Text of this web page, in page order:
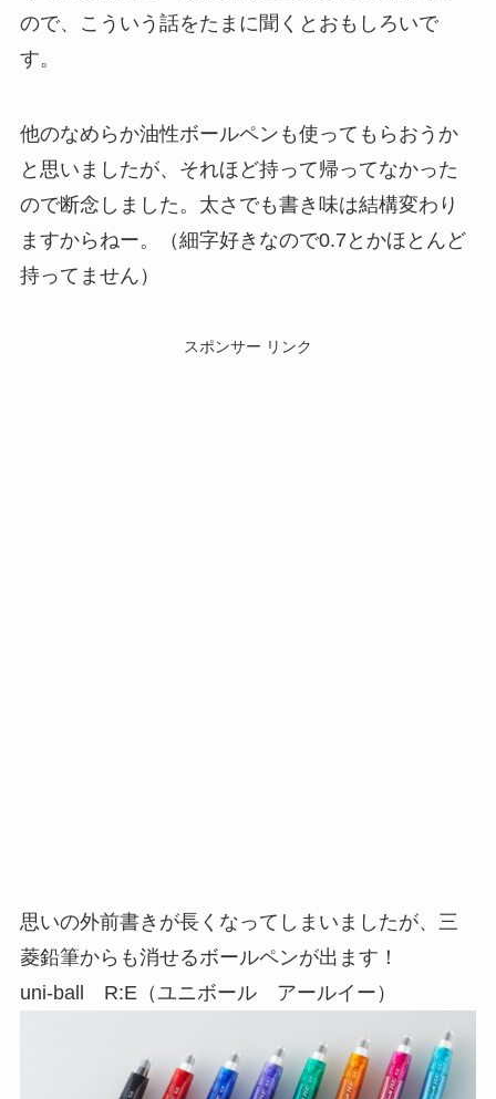
ので、こういう話をたまに聞くとおもしろいで
す。
他のなめらか油性ボールペンも使ってもらおうか
と思いましたが、それほど持って帰ってなかった
ので断念しました。太さでも書き味は結構変わり
ますからねー。（細字好きなので0.7とかほとんど
持ってません）
スポンサー リンク
思いの外前書きが長くなってしまいましたが、三
菱鉛筆からも消せるボールペンが出ます！
uni-ball R:E（ユニボール アールイー）